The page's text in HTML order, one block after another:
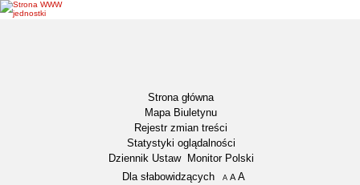
Strona główna
Mapa Biuletynu
Rejestr zmian treści
Statystyki oglądalności
Dziennik Ustaw
Monitor Polski
Menu dodatkowe
Dla słabowidzących A pomniejsz czcionkę
A standardowy rozmiar czcionki
A